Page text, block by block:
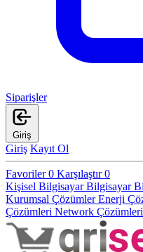
Siparişler
Giriş
Giriş Kayıt Ol
Favoriler0 Karşılaştır0
Kişisel BilgisayarBilgisayar
Kurumsal ÇözümlerEnerji
Çözümleri Network Çözümleri